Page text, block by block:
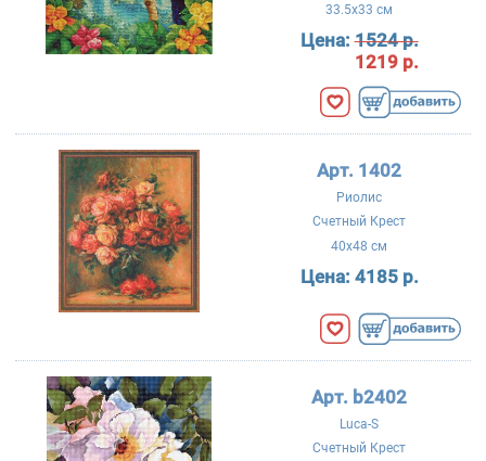
33.5x33 см
Цена:1524 р.
1219 р.
Арт. 1402
Риолис
Счетный Крест
40x48 см
Цена: 4185 р.
Арт. b2402
Luca-S
Счетный Крест